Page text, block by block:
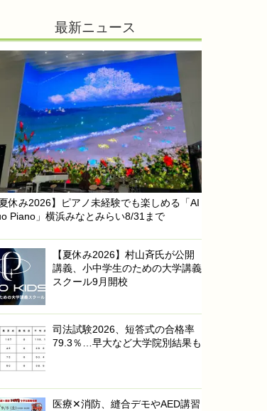
最新ニュース
夏休み2026】ピアノ未経験でも楽しめる「AI
Piano」横浜みなとみらい8/31まで
【夏休み2026】村山斉氏が公開
講義、小中学生のための大学講義
スクール9月開校
司法試験2026、短答式の合格率
79.3％…早大など大学院別結果も
医療✕消防、縫合デモやAED講習